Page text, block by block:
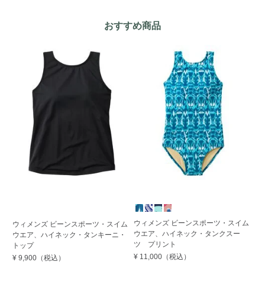
おすすめ商品
ウィメンズ ビーンスポーツ・スイム
ウエア、ハイネック・タンキーニ・
トップ
¥ 9,900（税込）
ウィメンズ ビーンスポーツ・スイム
ウエア、ハイネック・タンクスー
ツ プリント
¥ 11,000 （税込）